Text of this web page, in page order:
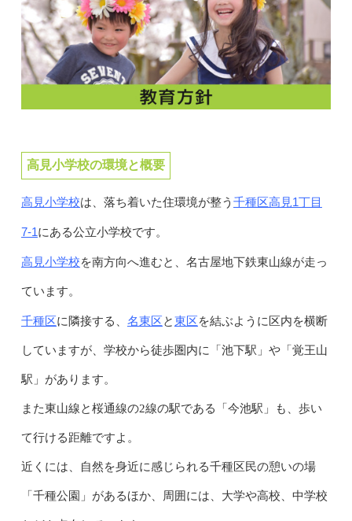
高見小学校の環境と概要
高見小学校は、落ち着いた住環境が整う 千種区高見1丁目
7-1にある公立小学校です。
高見小学校を南方向へ進むと、名古屋地下鉄東山線が走っ
ています。
千種区に隣接する、 名東区と東区を結ぶように区内を横断
していますが、学校から徒歩圏内に「池下駅」や「覚王山
駅」があります。
また東山線と桜通線の2線の駅である「今池駅」も、歩い
て行ける距離ですよ。
近くには、自然を身近に感じられる千種区民の憩いの場
「千種公園」があるほか、周囲には、大学や高校、中学校